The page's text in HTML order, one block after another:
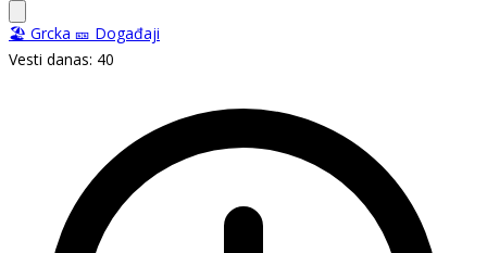
🏖️ Grcka 🎫 Događaji
Vesti danas: 40